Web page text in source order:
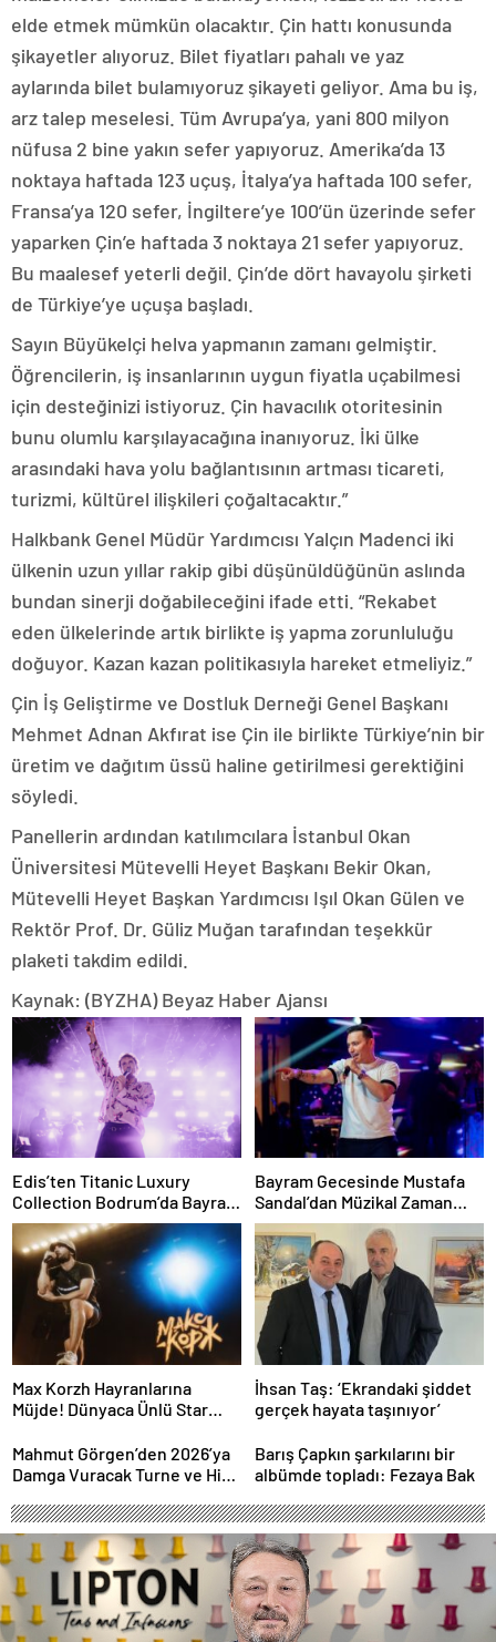
elde etmek mümkün olacaktır. Çin hattı konusunda
şikayetler alıyoruz. Bilet fiyatları pahalı ve yaz
aylarında bilet bulamıyoruz şikayeti geliyor. Ama bu iş,
arz talep meselesi. Tüm Avrupa’ya, yani 800 milyon
nüfusa 2 bine yakın sefer yapıyoruz. Amerika’da 13
noktaya haftada 123 uçuş, İtalya’ya haftada 100 sefer,
Fransa’ya 120 sefer, İngiltere’ye 100’ün üzerinde sefer
yaparken Çin’e haftada 3 noktaya 21 sefer yapıyoruz.
Bu maalesef yeterli değil. Çin’de dört havayolu şirketi
de Türkiye’ye uçuşa başladı.
Sayın Büyükelçi helva yapmanın zamanı gelmiştir.
Öğrencilerin, iş insanlarının uygun fiyatla uçabilmesi
için desteğinizi istiyoruz. Çin havacılık otoritesinin
bunu olumlu karşılayacağına inanıyoruz. İki ülke
arasındaki hava yolu bağlantısının artması ticareti,
turizmi, kültürel ilişkileri çoğaltacaktır.”
Halkbank Genel Müdür Yardımcısı Yalçın Madenci iki
ülkenin uzun yıllar rakip gibi düşünüldüğünün aslında
bundan sinerji doğabileceğini ifade etti. “Rekabet
eden ülkelerinde artık birlikte iş yapma zorunluluğu
doğuyor. Kazan kazan politikasıyla hareket etmeliyiz.”
Çin İş Geliştirme ve Dostluk Derneği Genel Başkanı
Mehmet Adnan Akfırat ise Çin ile birlikte Türkiye’nin bir
üretim ve dağıtım üssü haline getirilmesi gerektiğini
söyledi.
Panellerin ardından katılımcılara İstanbul Okan
Üniversitesi Mütevelli Heyet Başkanı Bekir Okan,
Mütevelli Heyet Başkan Yardımcısı Işıl Okan Gülen ve
Rektör Prof. Dr. Güliz Muğan tarafından teşekkür
plaketi takdim edildi.
Kaynak: (BYZHA) Beyaz Haber Ajansı
Edis’ten Titanic Luxury
Collection Bodrum’da Bayram
Gecesine Damga Vuran
Performans
Bayram Gecesinde Mustafa
Sandal’dan Müzikal Zaman
Yolculuğu
Max Korzh Hayranlarına
Müjde! Dünyaca Ünlü Star
Performansla Hayranlarıyla
Buluşuyor
İhsan Taş: ‘Ekrandaki şiddet
gerçek hayata taşınıyor’
Mahmut Görgen’den 2026’ya
Damga Vuracak Turne ve Hit
Barış Çapkın şarkılarını bir
albümde topladı: Fezaya Bak